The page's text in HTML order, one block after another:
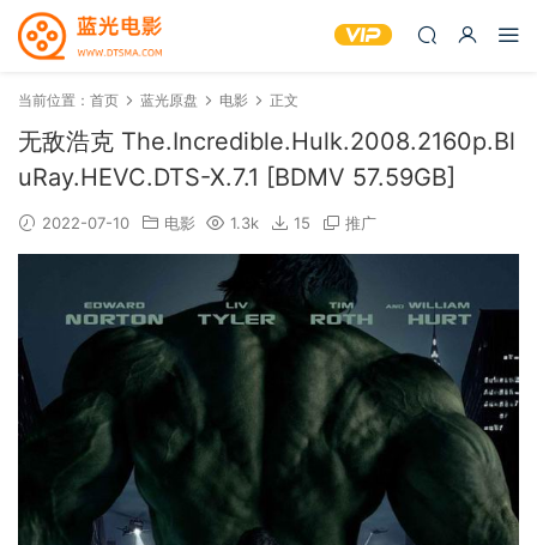
当前位置： 首页 蓝光原盘 电影 正文
无敌浩克 The.Incredible.Hulk.2008.2160p.Bl
uRay.HEVC.DTS-X.7.1 [BDMV 57.59GB]
2022-07-10 电影 1.3k 15 推广